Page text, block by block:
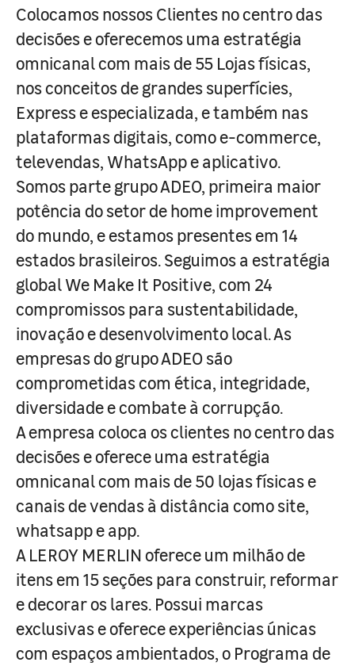
Colocamos nossos Clientes no centro das
decisões e oferecemos uma estratégia
omnicanal com mais de 55 Lojas físicas,
nos conceitos de grandes superfícies,
Express e especializada, e também nas
plataformas digitais, como e-commerce,
televendas, WhatsApp e aplicativo.
Somos parte grupo ADEO, primeira maior
potência do setor de home improvement
do mundo, e estamos presentes em 14
estados brasileiros. Seguimos a estratégia
global We Make It Positive, com 24
compromissos para sustentabilidade,
inovação e desenvolvimento local. As
empresas do grupo ADEO são
comprometidas com ética, integridade,
diversidade e combate à corrupção.
A empresa coloca os clientes no centro das
decisões e oferece uma estratégia
omnicanal com mais de 50 lojas físicas e
canais de vendas à distância como site,
whatsapp e app.
A LEROY MERLIN oferece um milhão de
itens em 15 seções para construir, reformar
e decorar os lares. Possui marcas
exclusivas e oferece experiências únicas
com espaços ambientados, o Programa de